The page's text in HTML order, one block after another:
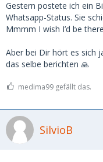
Gestern postete ich ein
Whatsapp-Status. Sie
Mmmm I wish I’d be
Aber bei Dir hört es sich
das selbe berichten 🙏
medima99 gefällt das.
SilvioB